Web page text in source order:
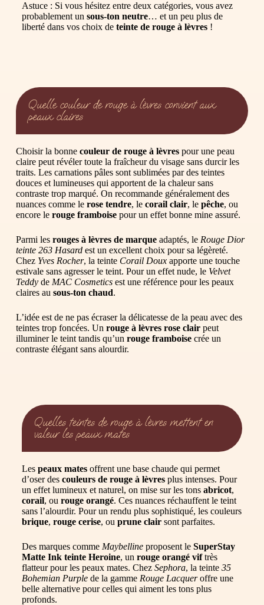
Astuce : Si vous hésitez entre deux catégories, vous avez
probablement un sous-ton neutre… et un peu plus de
liberté dans vos choix de teinte de rouge à lèvres!
Quelle couleur de rouge à lèvres convient aux
peaux claires
Choisir la bonne couleur de rouge à lèvrespour une peau
claire peut révéler toute la fraîcheur du visage sans durcir les
traits. Les carnations pâles sont sublimées par des teintes
douces et lumineuses qui apportent de la chaleur sans
contraste trop marqué. On recommande généralement des
nuances comme le rose tendre, le corail clair, le pêche, ou
encore le rouge framboisepour un effet bonne mine assuré.
Parmi les rouges à lèvres de marqueadaptés, le Rouge Dior
teinte 263 Hasardest un excellent choix pour sa légèreté.
Chez Yves Rocher, la teinte Corail Douxapporte une touche
estivale sans agresser le teint. Pour un effet nude, le Velvet
Teddyde MAC Cosmeticsest une référence pour les peaux
claires au sous-ton chaud.
L’idée est de ne pas écraser la délicatesse de la peau avec des
teintes trop foncées. Un rouge à lèvres rose clairpeut
illuminer le teint tandis qu’un rouge framboisecrée un
contraste élégant sans alourdir.
Quelles teintes de rouge à lèvres mettent en
valeur les peaux mates
Les peaux matesoffrent une base chaude qui permet
d’oser des couleurs de rouge à lèvresplus intenses. Pour
un effet lumineux et naturel, on mise sur les tons abricot,
corail, ou rouge orangé. Ces nuances réchauffent le teint
sans l’alourdir. Pour un rendu plus sophistiqué, les couleurs
brique, rouge cerise, ou prune clairsont parfaites.
Des marques comme Maybellineproposent le SuperStay
Matte Ink teinte Heroine, un rouge orangé viftrès
flatteur pour les peaux mates. Chez Sephora, la teinte 35
Bohemian Purplede la gamme Rouge Lacqueroffre une
belle alternative pour celles qui aiment les tons plus
profonds.